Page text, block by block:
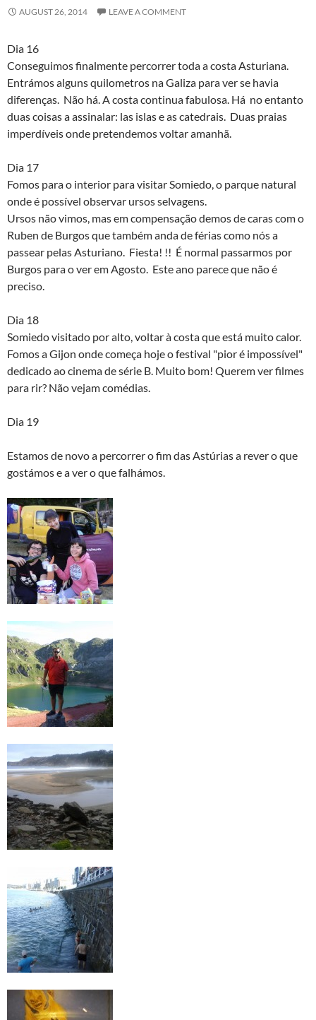
AUGUST 26, 2014 LEAVE A COMMENT
Dia 16
Conseguimos finalmente percorrer toda a costa Asturiana.
Entrámos alguns quilometros na Galiza para ver se havia
diferenças. Não há. A costa continua fabulosa. Há no entanto
duas coisas a assinalar: las islas e as catedrais. Duas praias
imperdíveis onde pretendemos voltar amanhã.
Dia 17
Fomos para o interior para visitar Somiedo, o parque natural
onde é possível observar ursos selvagens.
Ursos não vimos, mas em compensação demos de caras com o
Ruben de Burgos que também anda de férias como nós a
passear pelas Asturiano. Fiesta! !! É normal passarmos por
Burgos para o ver em Agosto. Este ano parece que não é
preciso.
Dia 18
Somiedo visitado por alto, voltar à costa que está muito calor.
Fomos a Gijon onde começa hoje o festival "pior é impossível"
dedicado ao cinema de série B. Muito bom! Querem ver filmes
para rir? Não vejam comédias.
Dia 19
Estamos de novo a percorrer o fim das Astúrias a rever o que
gostámos e a ver o que falhámos.